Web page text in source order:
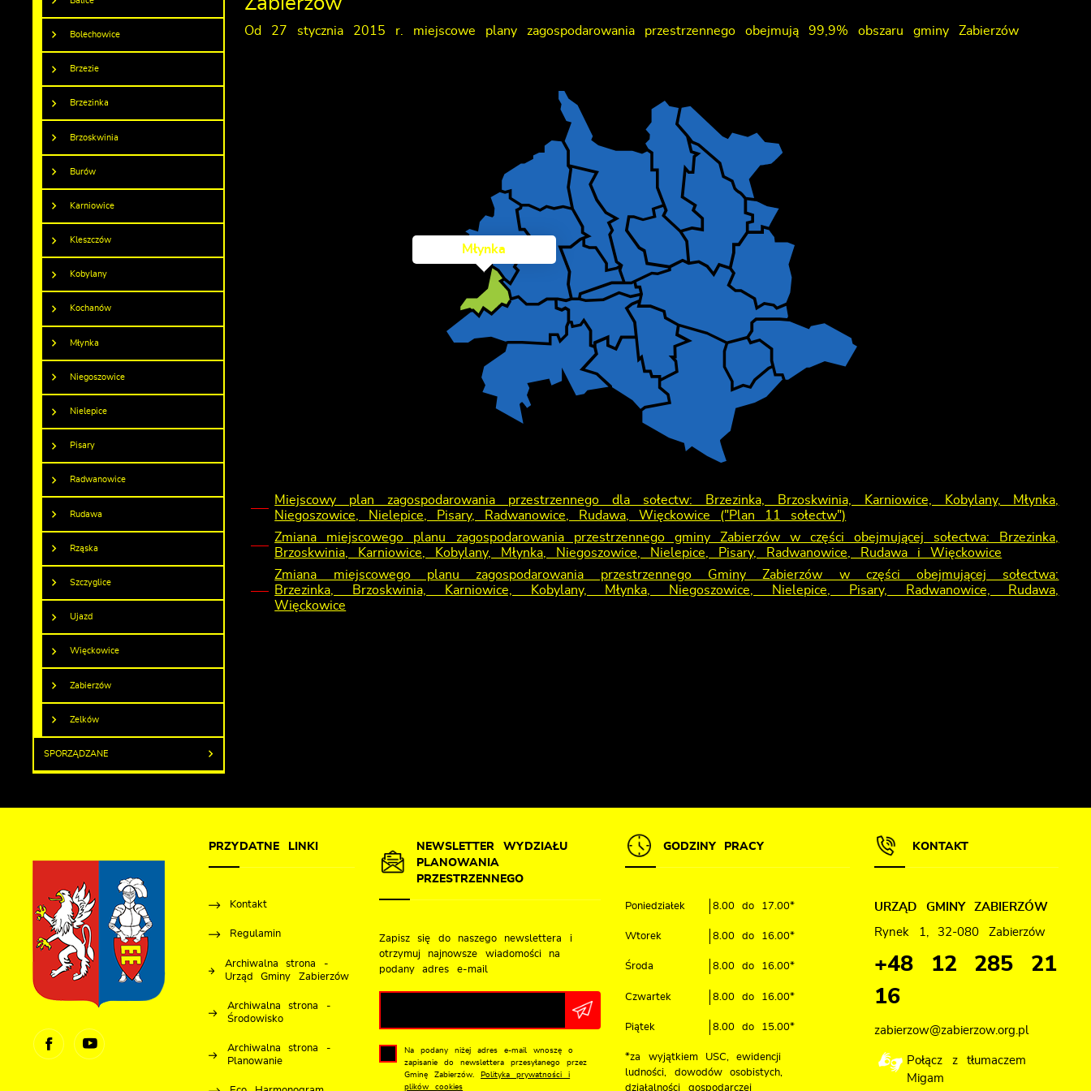
Bolechowice
Brzezie
Brzezinka
Brzoskwinia
Burów
Karniowice
Kleszczów
Kobylany
Kochanów
Młynka
Niegoszowice
Nielepice
Pisary
Radwanowice
Rudawa
Rząska
Szczyglice
Ujazd
Więckowice
Zabierzów
Zelków
SPORZĄDZANE
Od 27 stycznia 2015 r. miejscowe plany zagospodarowania przestrzennego obejmują 99,9% obszaru gminy Zabierzów
Młynka
Miejscowy plan zagospodarowania przestrzennego dla sołectw: Brzezinka, Brzoskwinia, Karniowice, Kobylany, Młynka,
Niegoszowice, Nielepice, Pisary, Radwanowice, Rudawa, Więckowice ("Plan 11 sołectw")
Zmiana miejscowego planu zagospodarowania przestrzennego gminy Zabierzów w części obejmującej sołectwa: Brzezinka,
Brzoskwinia, Karniowice, Kobylany, Młynka, Niegoszowice, Nielepice, Pisary, Radwanowice, Rudawa i Więckowice
Zmiana miejscowego planu zagospodarowania przestrzennego Gminy Zabierzów w części obejmującej sołectwa:
Brzezinka, Brzoskwinia, Karniowice, Kobylany, Młynka, Niegoszowice, Nielepice, Pisary, Radwanowice, Rudawa,
Więckowice
PRZYDATNE LINKI
Kontakt
Regulamin
Archiwalna strona -
Urząd Gminy Zabierzów
Archiwalna strona -
Środowisko
Archiwalna strona -
Planowanie
NEWSLETTER WYDZIAŁU
PLANOWANIA
PRZESTRZENNEGO
Zapisz się do naszego newslettera i
otrzymuj najnowsze wiadomości na
podany adres e-mail
Na podany niżej adres e-mail wnoszę o
zapisanie do newslettera przesyłanego przez
Gminę Zabierzów. Polityka prywatności i
plików cookies
GODZINY PRACY
Poniedziałek 8.00 do 17.00*
Wtorek 8.00 do 16.00*
Środa 8.00 do 16.00*
Czwartek 8.00 do 16.00*
Piątek 8.00 do 15.00*
*za wyjątkiem USC, ewidencji
ludności, dowodów osobistych,
działalności gospodarczej
KONTAKT
URZĄD GMINY ZABIERZÓW
Rynek 1, 32-080 Zabierzów
+48 12 285 21
16
zabierzow@zabierzow.org.pl
Połącz z tłumaczem
Migam